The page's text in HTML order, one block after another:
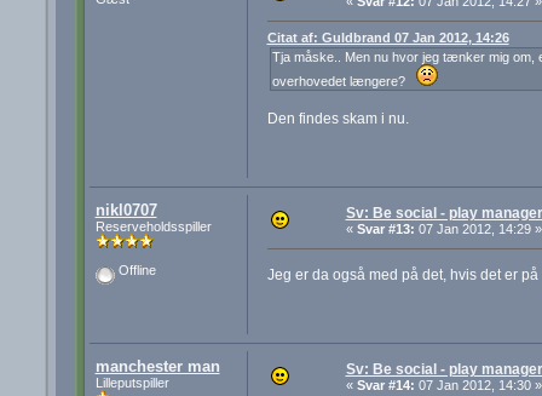
Citat af: Guldbrand 07 Jan 2012, 14:26
Tja måske.. Men nu hvor jeg tænker mig om,
overhovedet længere?
Den findes skam i nu.
nikl0707
Reserveholdsspiller
Offline
Sv: Be social - play
« Svar #13: 07 Jan 2012, 14:29 »
Jeg er da også med på det, hvis det er
manchester man
Lilleputspiller
Sv: Be social - play
« Svar #14: 07 Jan 2012, 14:30 »